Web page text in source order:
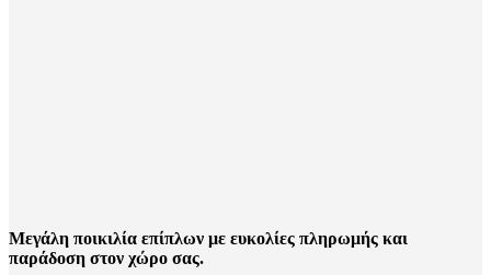
Μεγάλη ποικιλία επίπλων με ευκολίες πληρωμής και
παράδοση στον χώρο σας.